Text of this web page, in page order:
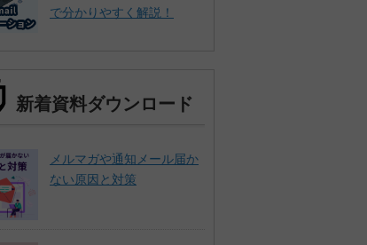
で分かりやすく解説！
新着資料ダウンロード
メルマガや通知メール届か
ない原因と対策